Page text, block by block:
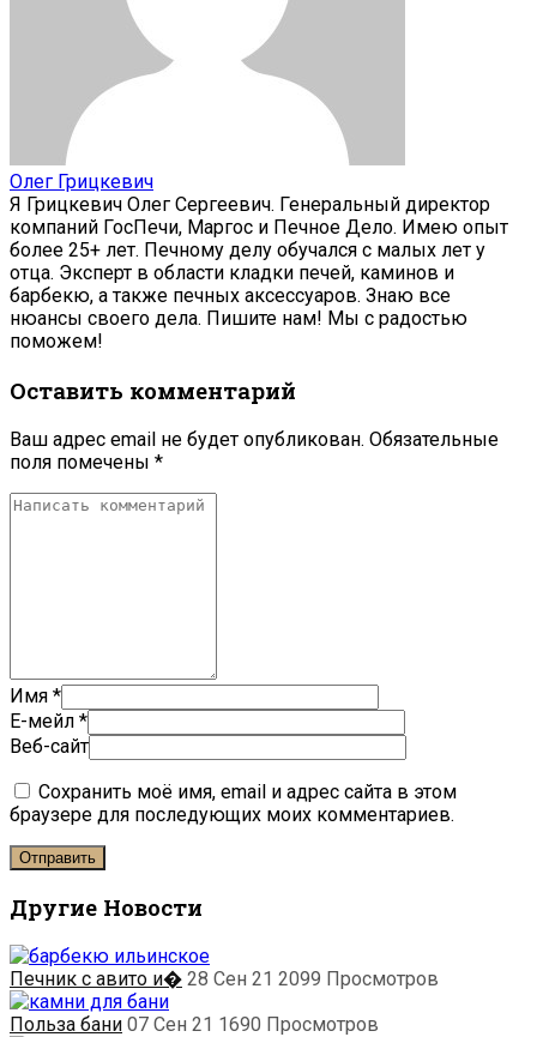
Олег Грицкевич
Я Грицкевич Олег Сергеевич. Генеральный директор
компаний ГосПечи, Маргос и Печное Дело. Имею опыт
более 25+ лет. Печному делу обучался с малых лет у
отца. Эксперт в области кладки печей, каминов и
барбекю, а также печных аксессуаров. Знаю все
нюансы своего дела. Пишите нам! Мы с радостью
поможем!
Оставить комментарий
Ваш адрес email не будет опубликован. Обязательные
поля помечены *
Имя *
E-мейл *
Веб-сайт
Сохранить моё имя, email и адрес сайта в этом
браузере для последующих моих комментариев.
Другие Новости
Печник с авито и� 28 Сен 21 2099 Просмотров
Польза бани 07 Сен 21 1690 Просмотров